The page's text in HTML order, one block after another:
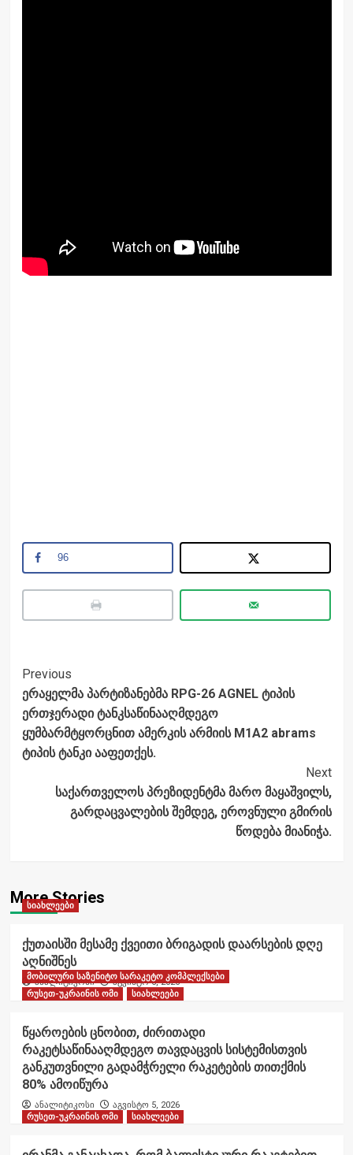
96
Post
Navigation
Previous
ერაყელმა პარტიზანებმა RPG-26 AGNEL ტიპის
ერთჯერადი ტანკსაწინააღმდეგო
ყუმბარმტყორცნით ამერკის არმიის M1A2 abrams
ტიპის ტანკი ააფეთქეს.
Next
საქართველოს პრეზიდენტმა მარო მაყაშვილს,
გარდაცვალების შემდეგ, ეროვნული გმირის
წოდება მიანიჭა.
More Stories
სიახლეები
ქუთაისში მესამე ქვეითი ბრიგადის დაარსების დღე
აღნიშნეს
ანალიტიკოსი აგვისტო 6, 2026
მობილური საზენიტო სარაკეტო კომპლექსები
რუსეთ-უკრაინის ომი
სიახლეები
წყაროების ცნობით, ძირითადი
რაკეტსაწინააღმდეგო თავდაცვის სისტემისთვის
განკუთვნილი გადამჭრელი რაკეტების თითქმის
80% ამოიწურა
ანალიტიკოსი
აგვისტო 5, 2026
რუსეთ-უკრაინის ომი
სიახლეები